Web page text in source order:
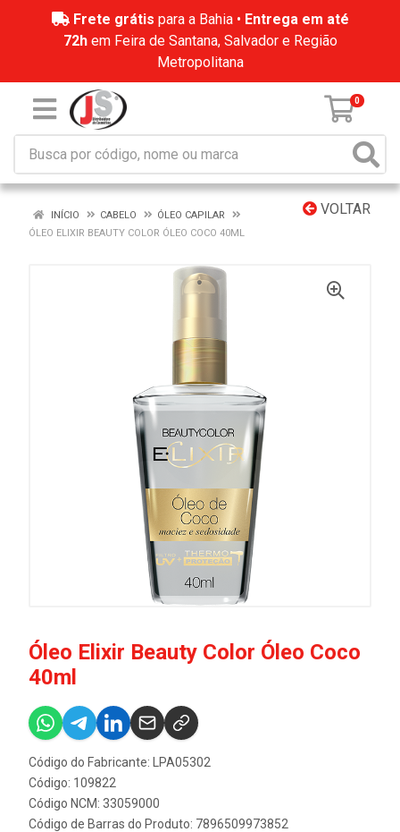
Frete grátis para a Bahia • Entrega em até
72hem Feira de Santana, Salvador e Região
Metropolitana
0
VOLTAR
INÍCIO CABELO
ÓLEO CAPILAR
ÓLEO ELIXIR BEAUTY COLOR ÓLEO COCO 40ML
Óleo Elixir Beauty Color Óleo Coco
40ml
Código do Fabricante: LPA05302
Código: 109822
Código NCM: 33059000
Código de Barras do Produto: 7896509973852